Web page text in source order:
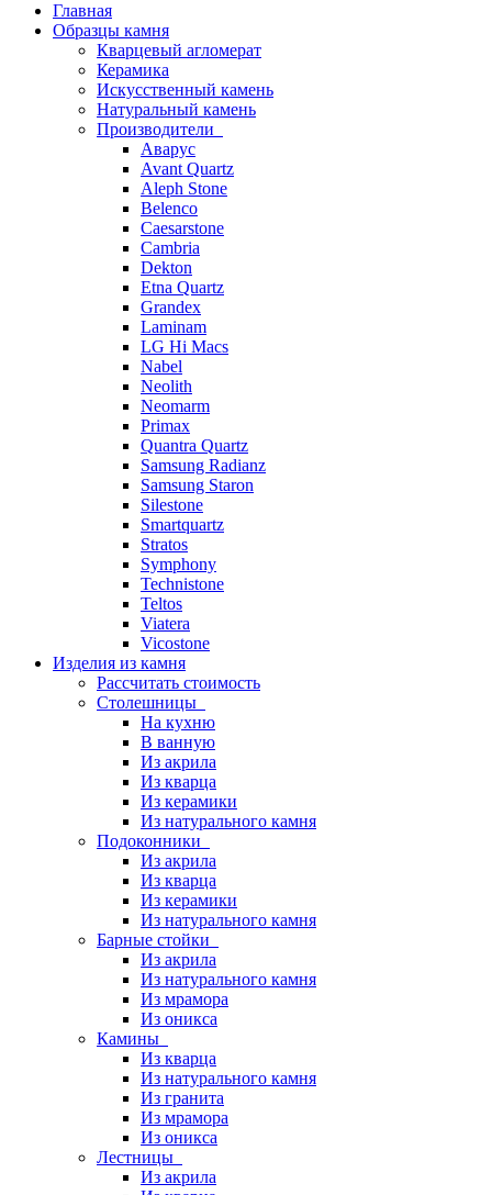
Главная
Образцы камня
Кварцевый агломерат
Керамика
Искусственный камень
Натуральный камень
Производители
Аварус
Avant Quartz
Aleph Stone
Belenco
Caesarstone
Cambria
Dekton
Etna Quartz
Grandex
Laminam
LG Hi Macs
Nabel
Neolith
Neomarm
Primax
Quantra Quartz
Samsung Radianz
Samsung Staron
Silestone
Smartquartz
Stratos
Symphony
Technistone
Teltos
Viatera
Vicostone
Изделия из камня
Рассчитать стоимость
Столешницы
На кухню
В ванную
Из акрила
Из кварца
Из керамики
Из натурального камня
Подоконники
Из акрила
Из кварца
Из керамики
Из натурального камня
Барные стойки
Из акрила
Из натурального камня
Из мрамора
Из оникса
Камины
Из кварца
Из натурального камня
Из гранита
Из мрамора
Из оникса
Лестницы
Из акрила